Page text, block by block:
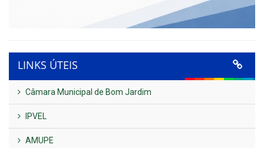
LINKS ÚTEIS
Câmara Municipal de Bom Jardim
IPVEL
AMUPE